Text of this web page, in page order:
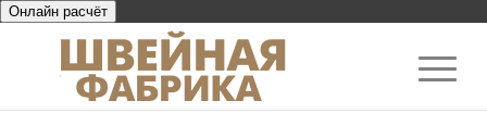
Онлайн расчёт